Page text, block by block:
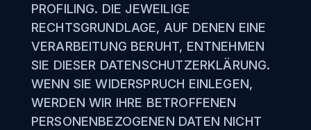
PROFILING. DIE JEWEILIGE
RECHTSGRUNDLAGE, AUF DENEN EINE
VERARBEITUNG BERUHT, ENTNEHMEN
SIE DIESER DATENSCHUTZERKLÄRUNG.
WENN SIE WIDERSPRUCH EINLEGEN,
WERDEN WIR IHRE BETROFFENEN
PERSONENBEZOGENEN DATEN NICHT